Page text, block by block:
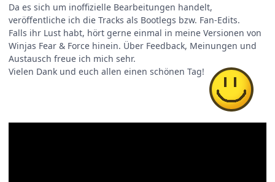
Da es sich um inoffizielle Bearbeitungen handelt,
veröffentliche ich die Tracks als Bootlegs bzw. Fan-Edits.
Falls ihr Lust habt, hört gerne einmal in meine Versionen von
Winjas Fear & Force hinein. Über Feedback, Meinungen und
Austausch freue ich mich sehr.
Vielen Dank und euch allen einen schönen Tag!